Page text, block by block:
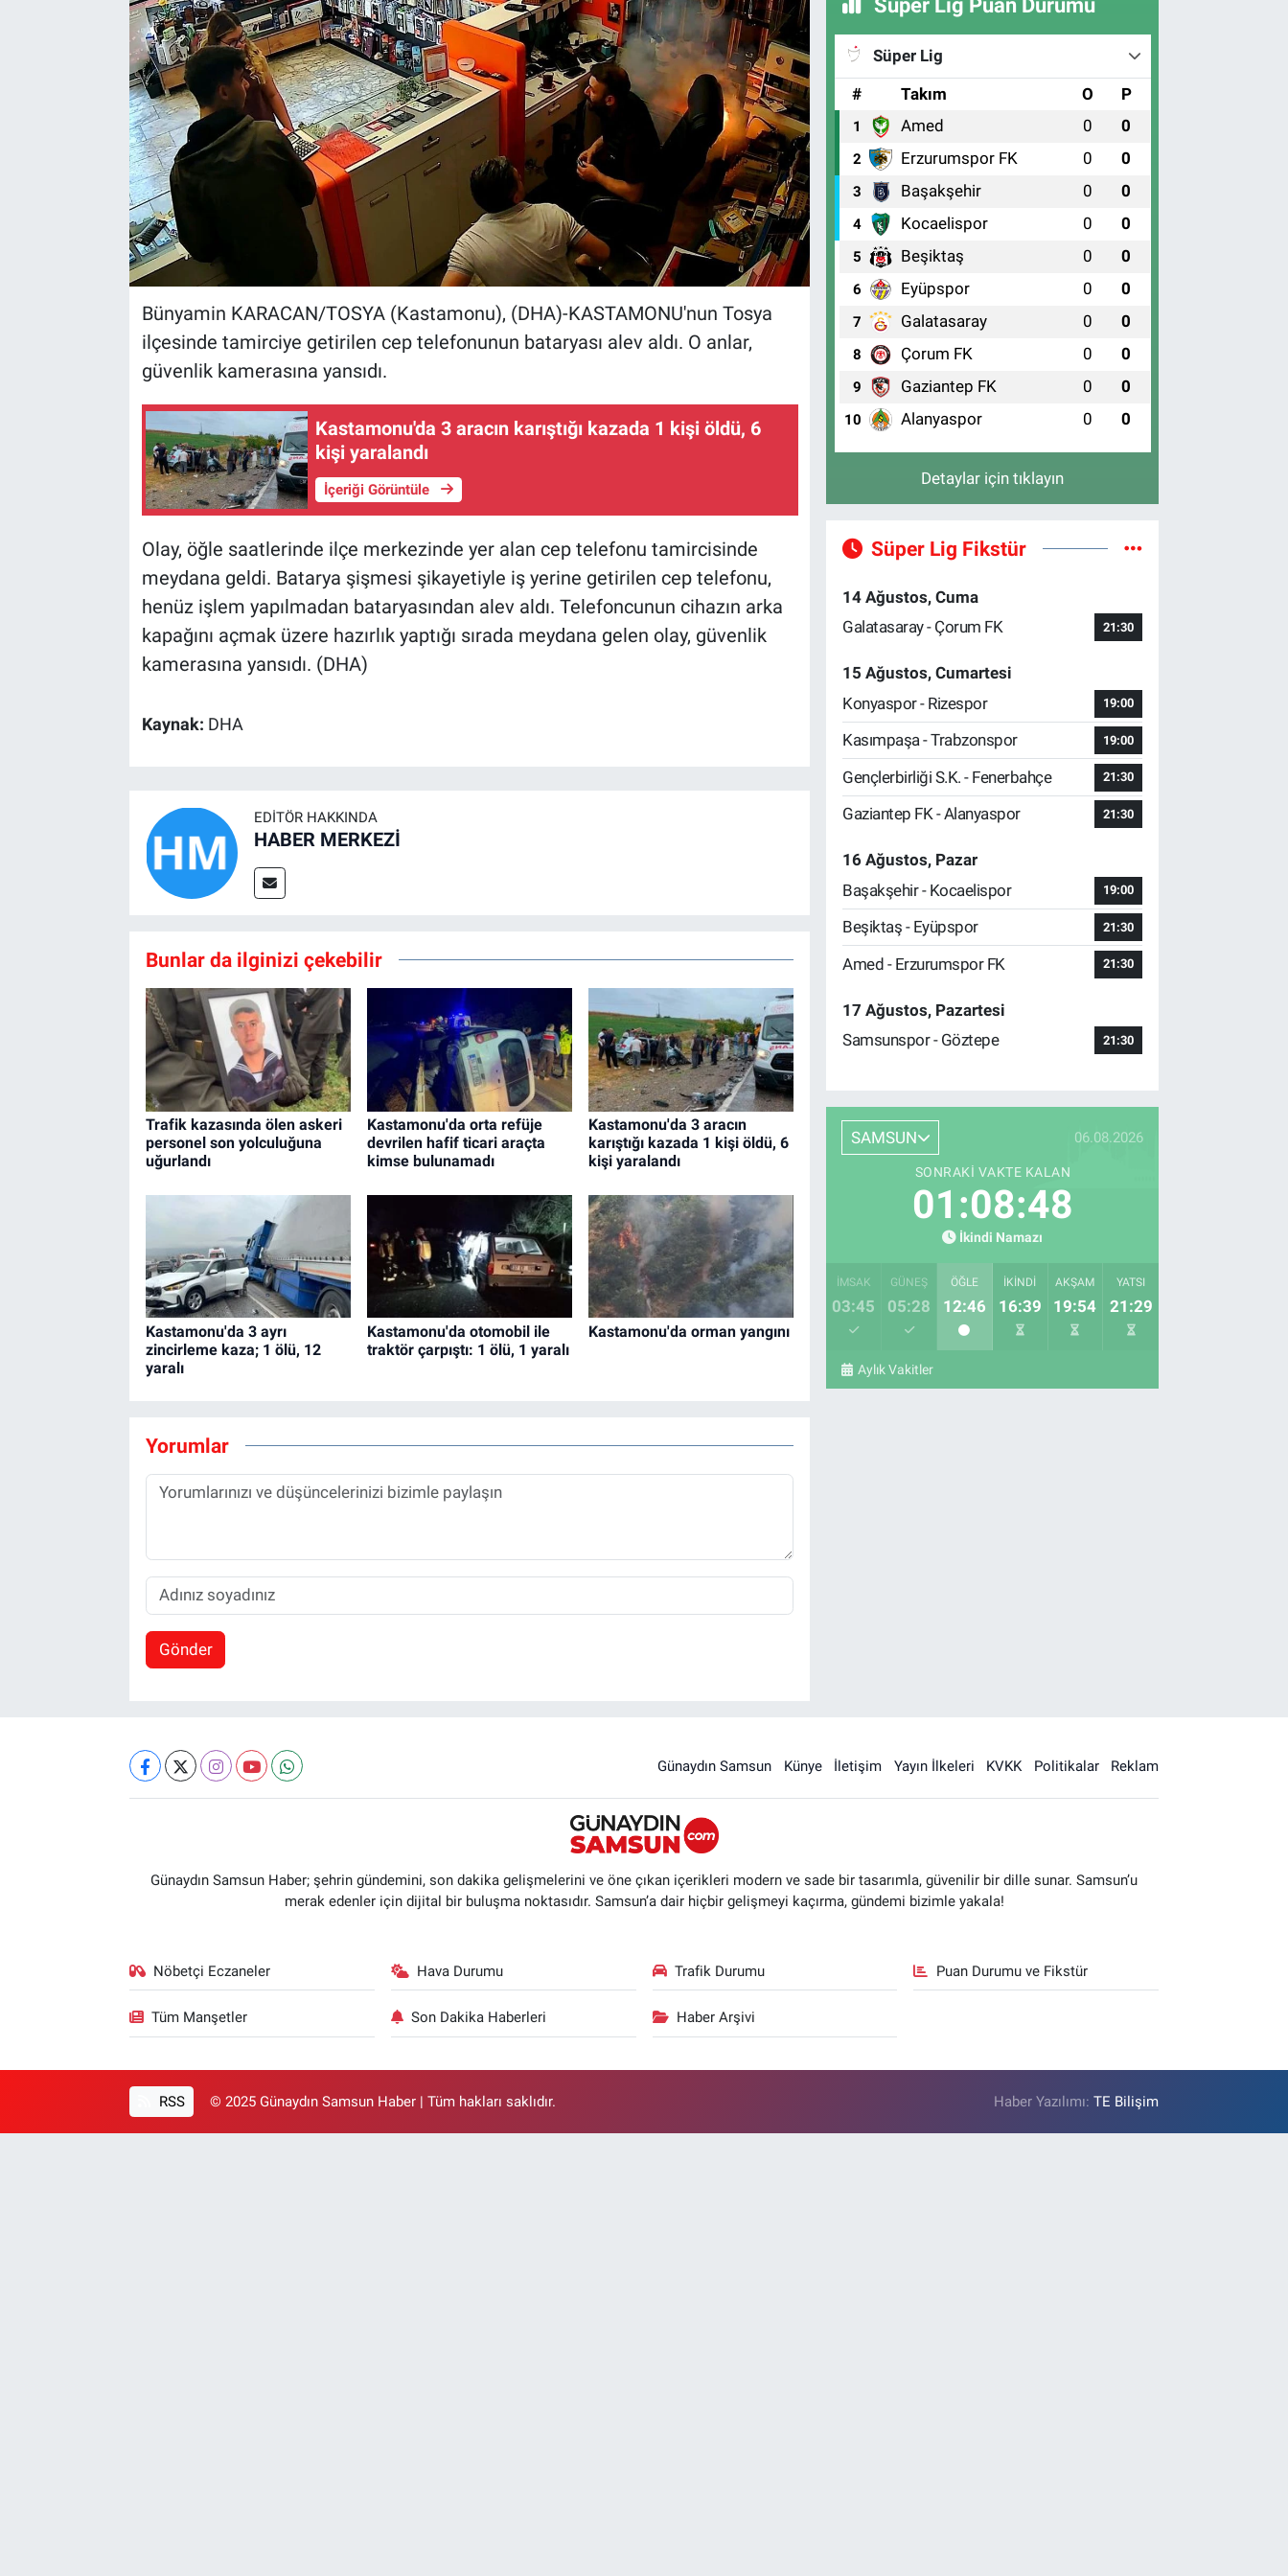
Bünyamin KARACAN/TOSYA (Kastamonu), (DHA)-KASTAMONU'nun Tosya
ilçesinde tamirciye getirilen cep telefonunun bataryası alev aldı. O anlar,
güvenlik kamerasına yansıdı.
Kastamonu'da 3 aracın karıştığı kazada 1 kişi öldü, 6
kişi yaralandı
İçeriği Görüntüle
Olay, öğle saatlerinde ilçe merkezinde yer alan cep telefonu tamircisinde
meydana geldi. Batarya şişmesi şikayetiyle iş yerine getirilen cep telefonu,
henüz işlem yapılmadan bataryasından alev aldı. Telefoncunun cihazın arka
kapağını açmak üzere hazırlık yaptığı sırada meydana gelen olay, güvenlik
kamerasına yansıdı. (DHA)
Kaynak: DHA
EDITÖR HAKKINDA
HABER MERKEZİ
Bunlar da ilginizi çekebilir
Trafik kazasında ölen askeri
personel son yolculuğuna
uğurlandı
Kastamonu'da orta refüje
devrilen hafif ticari araçta
kimse bulunamadı
Kastamonu'da 3 aracın
karıştığı kazada 1 kişi öldü, 6
kişi yaralandı
Kastamonu'da 3 ayrı
zincirleme kaza; 1 ölü, 12
yaralı
Kastamonu'da otomobil ile
traktör çarpıştı: 1 ölü, 1 yaralı
Kastamonu'da orman yangını
Yorumlar
Gönder
Süper Lig Puan Durumu
Süper Lig
#
Takım O P
1 Amed 0 0
2 Erzurumspor FK 0 0
3 Başakşehir 0 0
4 Kocaelispor 0 0
5 Beşiktaş 0 0
6 Eyüpspor 0 0
7 Galatasaray 0 0
8 Çorum FK 0 0
9 Gaziantep FK 0 0
10 Alanyaspor 0 0
Detaylar için tıklayın
Süper Lig Fikstür
14 Ağustos, Cuma
Galatasaray - Çorum FK
21:30
15 Ağustos, Cumartesi
Konyaspor - Rizespor
19:00
Kasımpaşa - Trabzonspor 19:00
Gençlerbirliği S.K. - Fenerbahçe 21:30
Gaziantep FK - Alanyaspor 21:30
16 Ağustos, Pazar
Başakşehir - Kocaelispor
19:00
Beşiktaş - Eyüpspor 21:30
Amed - Erzurumspor FK 21:30
17 Ağustos, Pazartesi
Samsunspor - Göztepe
21:30
SAMSUN 06.08.2026
SONRAKI VAKTE KALAN
01:08:47
İkindi Namazı
İMSAK
03:45
GÜNEŞ
05:28
ÖĞLE
12:46
İKINDI
16:39
AKŞAM
19:54
YATSI
21:29
Aylık Vakitler
Günaydın Samsun Künye İletişim Yayın İlkeleri KVKK Politikalar Reklam
Günaydın Samsun Haber; şehrin gündemini, son dakika gelişmelerini ve öne çıkan içerikleri modern ve sade bir tasarımla, güvenilir bir dille sunar. Samsun’u
merak edenler için dijital bir buluşma noktasıdır. Samsun’a dair hiçbir gelişmeyi kaçırma, gündemi bizimle yakala!
Nöbetçi Eczaneler Hava Durumu Trafik Durumu Puan Durumu ve Fikstür
Tüm Manşetler Son Dakika Haberleri Haber Arşivi
RSS © 2025 Günaydın Samsun Haber | Tüm hakları saklıdır. Haber Yazılımı:TE Bilişim
Kültür Sanat
Bilim ve Teknoloji